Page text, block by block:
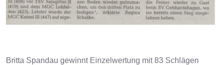
Britta Spandau gewinnt Einzelwertung mit 83 Schlägen